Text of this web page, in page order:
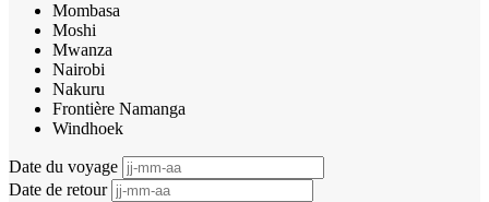
Mombasa
Moshi
Mwanza
Nairobi
Nakuru
Frontière Namanga
Windhoek
Date du voyage
Date de retour